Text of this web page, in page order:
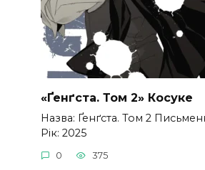
«Ґенґста. Том 2» Косуке
Назва: Ґенґста. Том 2
Рік: 2025
0 375